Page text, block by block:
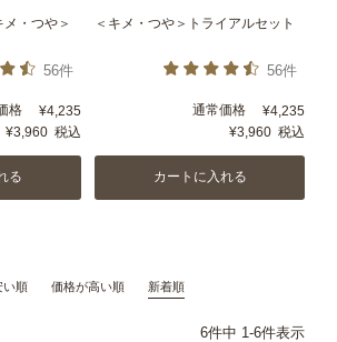
メ・つや＞
56件
格 ¥4,235
¥3,960 税込
る
＜キメ・つや＞トライアルセット
56件
通常価格 ¥4,235
¥3,960 税込
カートに入れる
い順 価格が高い順 新着順
6件中 1-6件表示